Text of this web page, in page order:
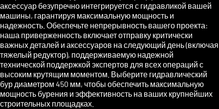
аксессуар безупречно интегрируется с гидравликой вашей
машины, гарантируя максимальную мощность и
надежность. Обеспечьте непрерывность вашего проекта:
наша приверженность включает отправку критически
важных деталей и аксессуаров на следующий день (включая
тяжелый редуктор), поддерживаемую надежной
технической поддержкой экспертов для всех операций с
высоким крутящим моментом. Выберите гидравлический
бур диаметром 450 мм, чтобы обеспечить максимальную
мощность бурения и эффективность на ваших крупнейших
строительных площадках.